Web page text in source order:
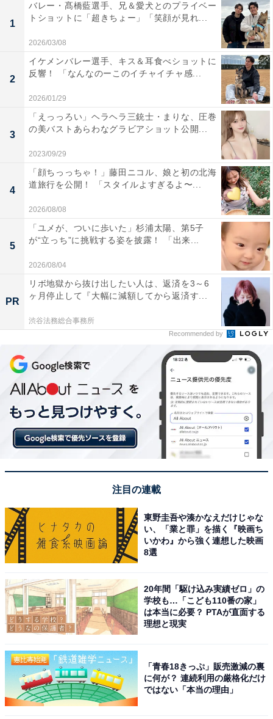
1
バレー・髙橋藍選手、兄＆愛犬とのプライベー
トショットに「超きちょー」「笑顔が見れ...
2026/03/08
2
イケメンバレー選手、キス＆耳食べショットに
反響！ 「なんなのーこのイチャイチャ感...
2026/01/29
3
「えっっろい」ヘラヘラ三銃士・まりな、圧巻
の美バストあらわなグラビアショット公開...
2023/09/29
4
「顔ちっっちゃ！」藤田ニコル、娘と初の北海
道旅行を公開！ 「スタイルよすぎるよ〜...
2026/08/08
5
「ユメが、ついに歩いた」杉浦太陽、第5子
が“立っち”に挑戦する姿を披露！ 「出来...
2026/08/04
PR
リボ地獄から抜け出したい人は、返済を3～6
ヶ月停止して『大幅に減額してから返済す...
渋谷法務総合事務所
Recommended by
注目の連載
東野圭吾や湊かなえだけじゃな
い、「業と罪」を描く『映画ち
いかわ』から強く連想した映画
8選
20年間「駆け込み実績ゼロ」の
学校も…「こども110番の家」
は本当に必要？ PTAが直面する
理想と現実
「青春18きっぷ」販売激減の裏
に何が？ 連続利用の厳格化だけ
ではない「本当の理由」